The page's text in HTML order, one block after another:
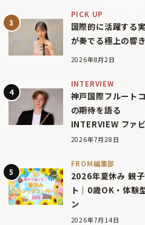
PICK UP
国際的に活躍する
が奏でる極上の響き
2026年8月2日
INTERVIEW
神戸国際フルート
の期待を語る
INTERVIEW ファ
2026年7月28日
FROM編集部
2026年夏休み 親
ト｜0歳OK・体験
ン
2026年7月14日